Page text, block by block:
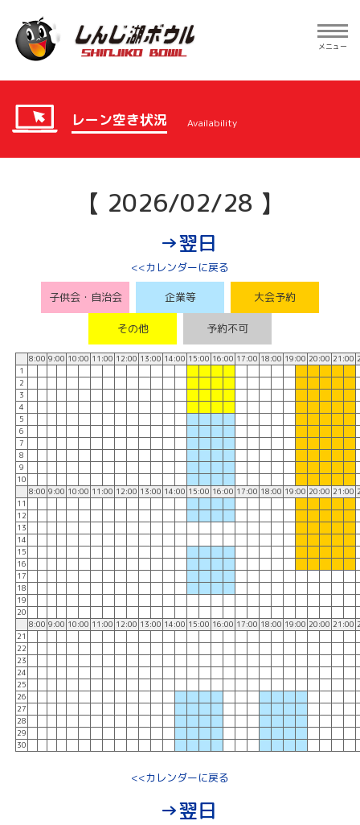
Toggle
メニュー
レーン空き状況 Availability
【 2026/02/28 】
→翌日
<<カレンダーに戻る
子供会・自治会 企業等 大会予約
その他 予約不可
8:00 9:00 10:00 11:00 12:00 13:00 14:00 15:00 16:00 17:00 18:00 19:00 20:00 21:00
1
2
3
4
5
6
7
8
9
10
8:00 9:00 10:00 11:00 12:00 13:00 14:00 15:00 16:00 17:00 18:00 19:00 20:00 21:00
11
12
13
14
15
16
17
18
19
20
8:00 9:00 10:00 11:00 12:00 13:00 14:00 15:00 16:00 17:00 18:00 19:00 20:00 21:00
21
22
23
24
25
26
27
28
29
30
<<カレンダーに戻る
→翌日